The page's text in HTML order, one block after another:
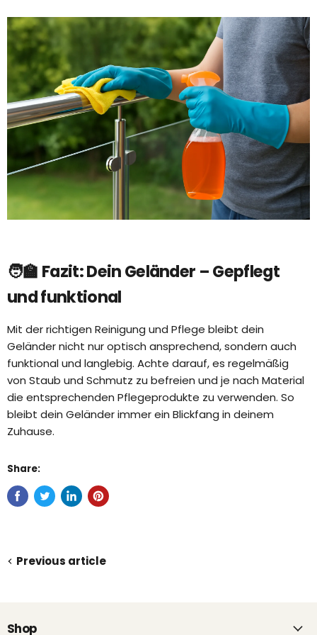
🧑🏫 Fazit: Dein Geländer – Gepflegt
und funktional
Mit der richtigen Reinigung und Pflege bleibt dein
Geländer nicht nur optisch ansprechend, sondern auch
funktional und langlebig. Achte darauf, es regelmäßig
von Staub und Schmutz zu befreien und je nach Material
die entsprechenden Pflegeprodukte zu verwenden. So
bleibt dein Geländer immer ein Blickfang in deinem
Zuhause.
Share:
Previous article
Shop